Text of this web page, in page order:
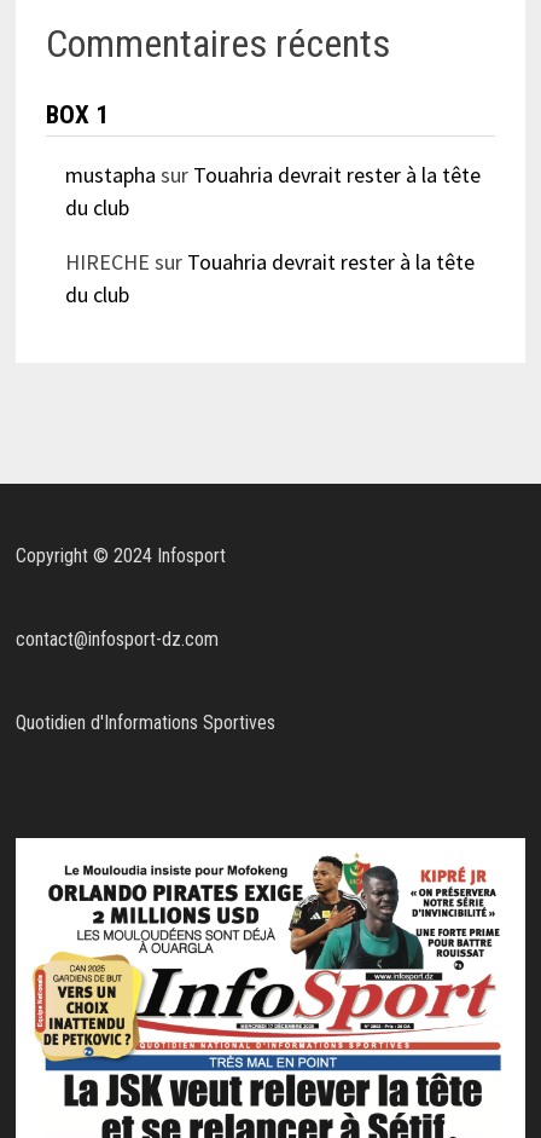
Commentaires récents
BOX 1
mustapha sur Touahria devrait rester à la tête
du club
HIRECHE sur Touahria devrait rester à la tête
du club
Copyright © 2024 Infosport
contact@infosport-dz.com
Quotidien d'Informations Sportives